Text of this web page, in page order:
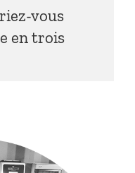
vous
en trois